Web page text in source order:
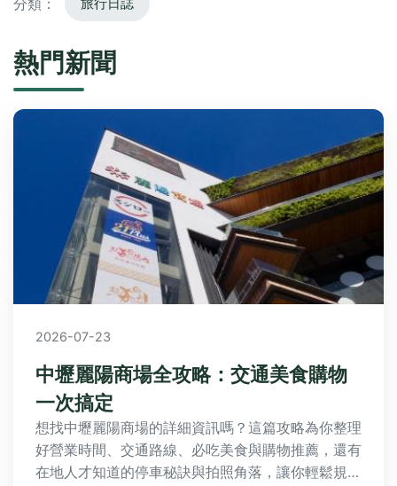
熱門新聞
2026-07-23
中壢麗陽商場全攻略：交通美食購物
一次搞定
想找中壢麗陽商場的詳細資訊嗎？這篇攻略為你整理
好營業時間、交通路線、必吃美食與購物推薦，還有
在地人才知道的停車秘訣與拍照角落，讓你輕鬆規劃